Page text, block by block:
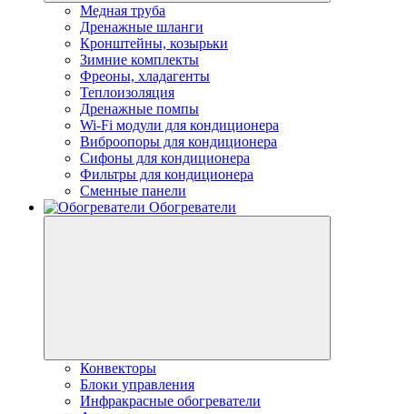
Медная труба
Дренажные шланги
Кронштейны, козырьки
Зимние комплекты
Фреоны, хладагенты
Теплоизоляция
Дренажные помпы
Wi-Fi модули для кондиционера
Виброопоры для кондиционера
Сифоны для кондиционера
Фильтры для кондиционера
Сменные панели
Обогреватели
Конвекторы
Блоки управления
Инфракрасные обогреватели